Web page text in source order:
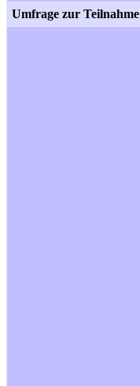
Umfrage zur Teilnahme